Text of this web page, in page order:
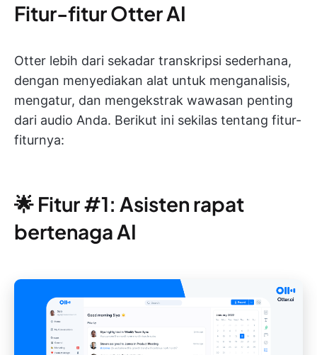
Fitur-fitur Otter AI
Otter lebih dari sekadar transkripsi sederhana,
dengan menyediakan alat untuk menganalisis,
mengatur, dan mengekstrak wawasan penting
dari audio Anda. Berikut ini sekilas tentang fitur-
fiturnya:
🌟 Fitur #1: Asisten rapat
bertenaga AI